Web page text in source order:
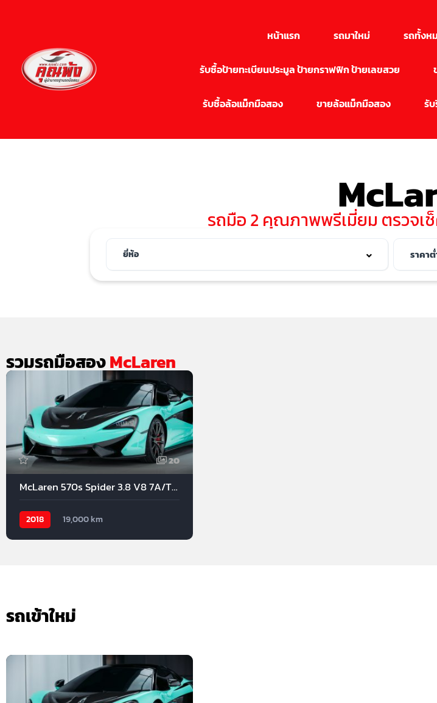
หน้าแรก รถมาใหม่ รถทั้งห
รับซื้อป้ายทะเบียนประมูล ป้ายกราฟฟิก ป้ายเลขสวย
รับซื้อล้อแม็กมือสอง ขายล้อแม็กมือสอง รั
รถมือ 2 คุณภาพพรีเมี่ยม ตรวจ
รวมรถมือสองMcLaren
20
McLaren 570s Spider 3.8 V8 7A/T 2018
2018 19,000 km
รถเข้าใหม่